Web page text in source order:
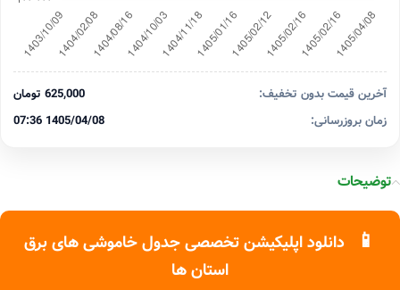
آخرین قیمت بدون تخفیف:
625,000 تومان
زمان بروزرسانی:
1405/04/08 07:36
توضیحات
📱
دانلود اپلیکیشن تخصصی جدول خاموشی های برق
استان ها